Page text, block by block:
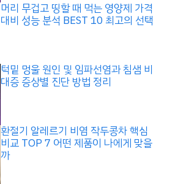
머리 무겁고 띵할 때 먹는 영양제 가격
대비 성능 분석 BEST 10 최고의 선택
턱밑 멍울 원인 및 임파선염과 침샘 비
대증 증상별 진단 방법 정리
환절기 알레르기 비염 작두콩차 핵심
비교 TOP 7 어떤 제품이 나에게 맞을
까